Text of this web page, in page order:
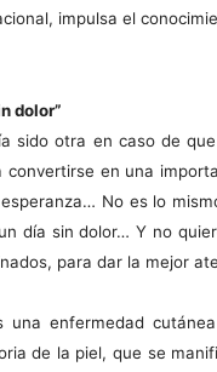
impulsa el
dolor”
sido otra en caso de
en una
No es lo
día sin dolor… Y no
para dar la mejor
una enfermedad
de la piel, que se